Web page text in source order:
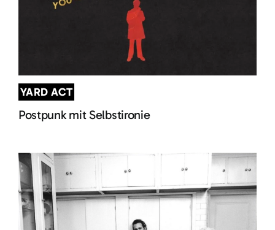
YARD ACT
Postpunk mit Selbstironie